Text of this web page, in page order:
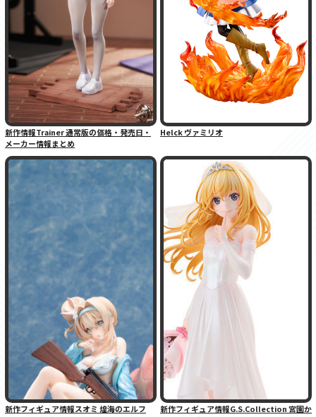
新作情報Trainer 通常版の価格・発売日・
メーカー情報まとめ
Helck ヴァミリオ
新作フィギュア情報スオミ 煌海のエルフ
新作フィギュア情報G.S.Collection 宮園か